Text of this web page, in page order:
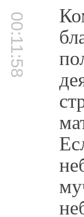
00:11:58